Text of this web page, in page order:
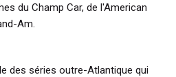
du Champ Car, de l'American
Am.
des séries outre-Atlantique qui